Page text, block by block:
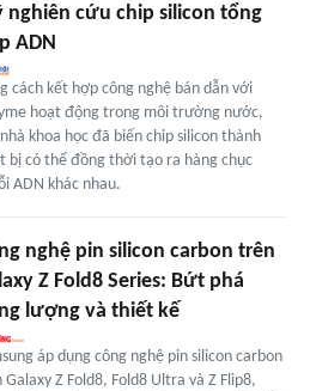
nghiên cứu chip silicon tổng
ADN
cách kết hợp công nghệ bán dẫn với
hoạt động trong môi trường nước,
khoa học đã biến chip silicon thành
bị có thể đồng thời tạo ra hàng chục
ADN khác nhau.
nghệ pin silicon carbon trên
Z Fold8 Series: Bứt phá
lượng và thiết kế
áp dụng công nghệ pin silicon carbon
Z Fold8, Fold8 Ultra và Z Flip8,